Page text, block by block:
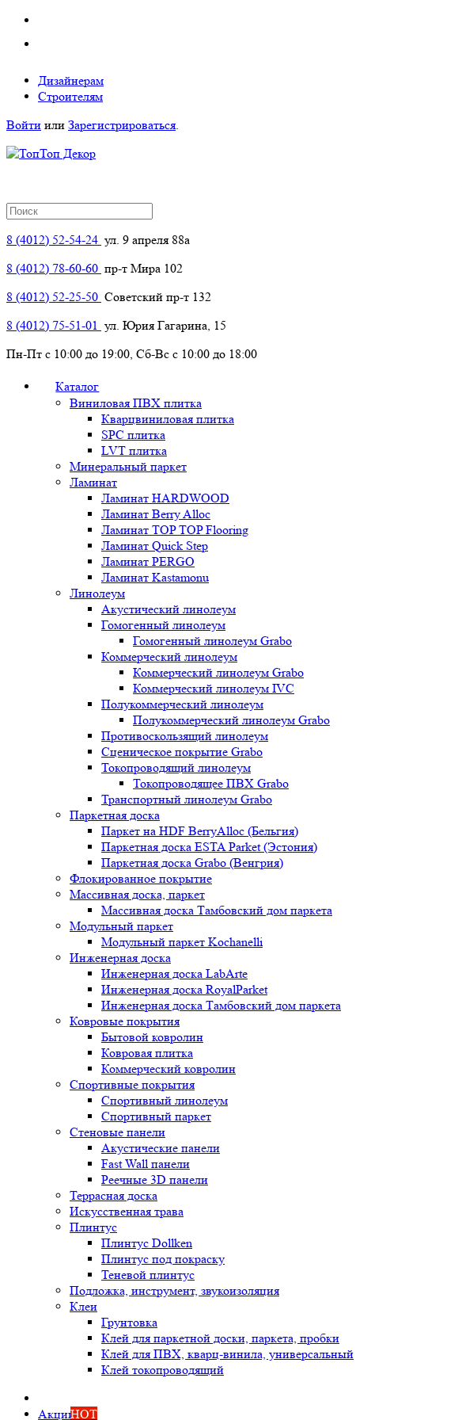
Дизайнерам
Строителям
Войти или Зарегистрироваться.
8 (4012) 52-54-24 ул. 9 апреля 88а
8 (4012) 78-60-60 пр-т Мира 102
8 (4012) 52-25-50 Советский пр-т 132
8 (4012) 75-51-01 ул. Юрия Гагарина, 15
Пн-Пт с 10:00 до 19:00, Сб-Вс с 10:00 до 18:00
Каталог
Виниловая ПВХ плитка
Кварцвиниловая плитка
SPC плитка
LVT плитка
Минеральный паркет
Ламинат
Ламинат HARDWOOD
Ламинат Berry Alloc
Ламинат TOP TOP Flooring
Ламинат Quick Step
Ламинат PERGO
Ламинат Kastamonu
Линолеум
Акустический линолеум
Гомогенный линолеум
Гомогенный линолеум Grabo
Коммерческий линолеум
Коммерческий линолеум Grabo
Коммерческий линолеум IVC
Полукоммерческий линолеум
Полукоммерческий линолеум Grabo
Противоскользящий линолеум
Сценическое покрытие Grabo
Токопроводящий линолеум
Токопроводящее ПВХ Grabo
Транспортный линолеум Grabo
Паркетная доска
Паркет на HDF BerryAlloc (Бельгия)
Паркетная доска ESTA Parket (Эстония)
Паркетная доска Grabo (Венгрия)
Флокированное покрытие
Массивная доска, паркет
Массивная доска Тамбовский дом паркета
Модульный паркет
Модульный паркет Kochanelli
Инженерная доска
Инженерная доска LabArte
Инженерная доска RoyalParket
Инженерная доска Тамбовский дом паркета
Ковровые покрытия
Бытовой ковролин
Ковровая плитка
Коммерческий ковролин
Спортивные покрытия
Спортивный линолеум
Спортивный паркет
Стеновые панели
Акустические панели
Fast Wall панели
Реечные 3D панели
Террасная доска
Искусственная трава
Плинтус
Плинтус Dollken
Плинтус под покраску
Теневой плинтус
Подложка, инструмент, звукоизоляция
Клеи
Грунтовка
Клей для паркетной доски, паркета, пробки
Клей для ПВХ, кварц-винила, универсальный
Клей токопроводящий
АкцииHOT